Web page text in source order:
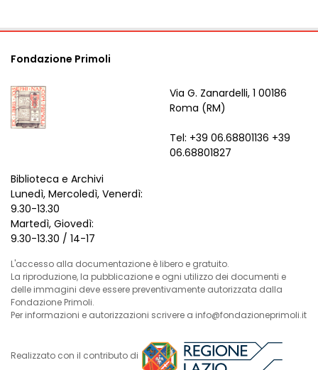
Fondazione Primoli
Via G. Zanardelli, 1 00186
Roma (RM)
Tel: +39 06.68801136 +39
06.68801827
Biblioteca e Archivi
Lunedì, Mercoledì, Venerdì:
9.30-13.30
Martedì, Giovedì:
9.30-13.30 / 14-17
L'accesso alla documentazione è libero e gratuito.
La riproduzione, la pubblicazione e ogni utilizzo dei documenti e
delle immagini deve essere preventivamente autorizzata dalla
Fondazione Primoli.
Per informazioni e autorizzazioni scrivere a info@fondazioneprimoli.it
Realizzato con il contributo di